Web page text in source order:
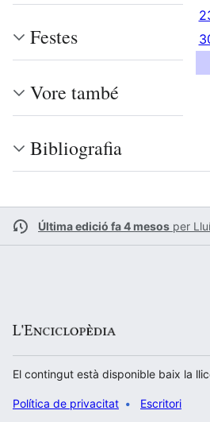
Festes
Vore també
Bibliografia
Última edició fa 4 mesos per
El contingut està disponible baix la
Política de privacitat Escritori